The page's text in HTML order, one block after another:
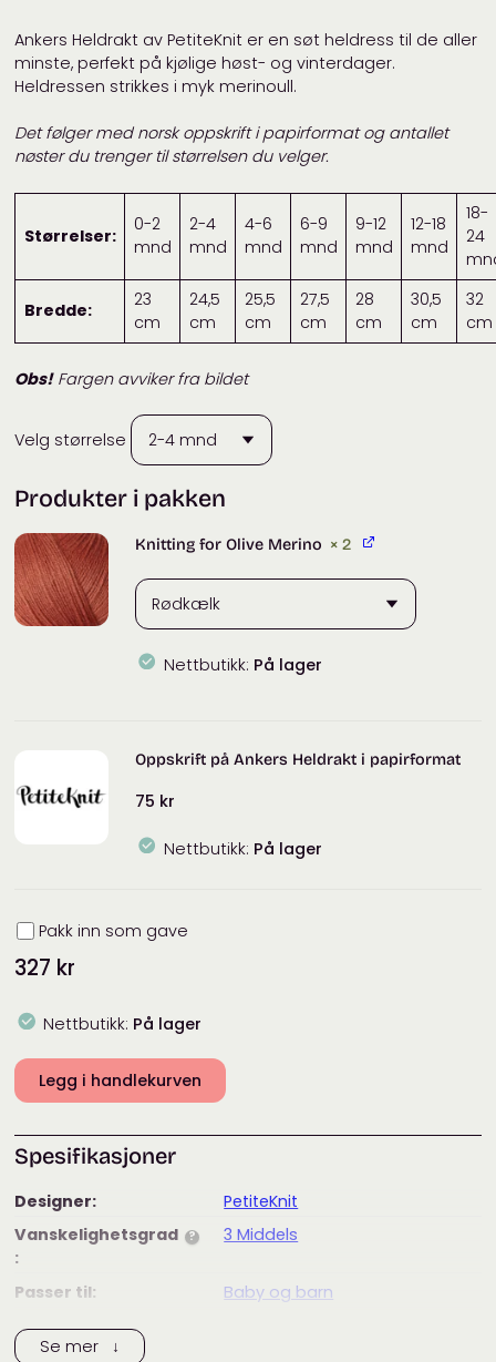
Ankers Heldrakt av PetiteKnit er en søt heldress til de aller
minste, perfekt på kjølige høst- og vinterdager.
Heldressen strikkes i myk merinoull.
Det følger med norsk oppskrift i papirformat og antallet
nøster du trenger til størrelsen du velger.
Størrelser:
0-2
mnd
2-4
mnd
4-6
mnd
6-9
mnd
9-12
mnd
12-18
mnd
18-
24
Bredde:
23
cm
24,5
cm
25,5
cm
27,5
cm
28
cm
30,5
cm
32
cm
Obs!Fargen avviker fra bildet
Velg størrelse
Produkter i pakken
Knitting for Olive Merino × 2
Nettbutikk: På lager
Olive
Merino
antall
Oppskrift på Ankers Heldrakt i papirformat
75 kr
Nettbutikk: På lager
Innpakning
Pakk inn som gave
327 kr
Nettbutikk: På lager
Legg i handlekurven
Spesifikasjoner
Designer:
PetiteKnit
Vanskelighetsgrad ?
:
3 Middels
Passer til:
Baby og barn
Merke:
Se mer ↓